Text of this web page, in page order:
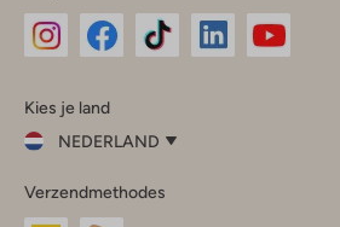
InstagramFacebook
Kies je land
NEDERLAND
je
land
Verzendmethodes